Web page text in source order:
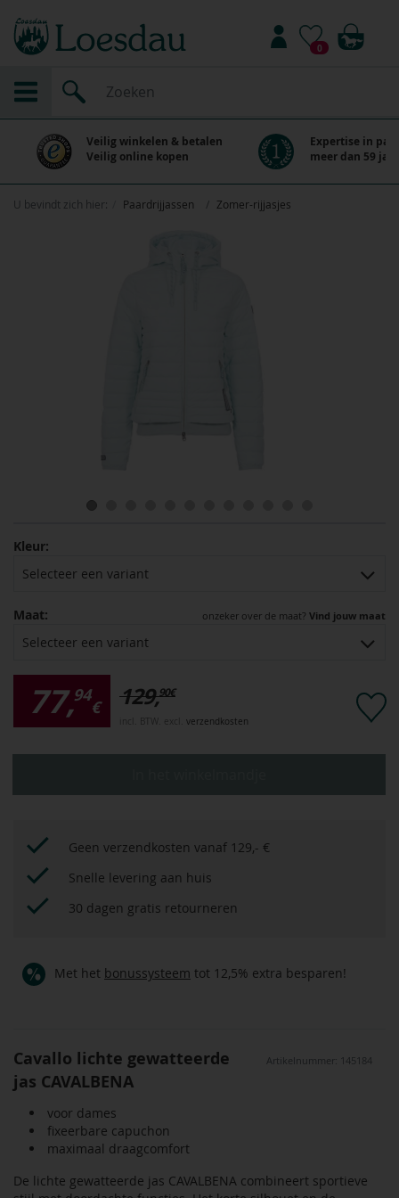
0
Veilig winkelen & betalen
Veilig online kopen
Expertise in
meer dan 59
U bevindt zich hier: Paardrijjassen Zomer-rijjasjes
Kleur:
Selecteer een variant
Maat: onzeker over de maat? Vind jouw maat
Selecteer een variant
77,94
€ 129,90€
incl. BTW. excl. verzendkosten
Geen verzendkosten vanaf 129,- €
Snelle levering aan huis
30 dagen gratis retourneren
Met het bonussysteem tot 12,5% extra besparen!
Cavallo lichte gewatteerde
jas CAVALBENA
Artikelnummer: 145184
voor dames
fixeerbare capuchon
maximaal draagcomfort
De lichte gewatteerde jas CAVALBENA combineert sportieve